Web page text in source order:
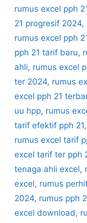
rumus excel pph
21 progresif 2024,
rumus excel pph
pph 21 tarif baru,
ahli, rumus excel
ter 2024, rumus
excel pph 21
uu hpp, rumus
tarif efektif pph 21,
rumus excel tarif
excel tarif ter pph
tenaga ahli excel,
excel, rumus
2024, rumus pph
excel download,